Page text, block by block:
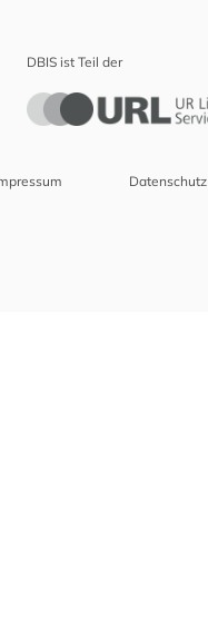
DBIS ist Teil der
Datenschutz